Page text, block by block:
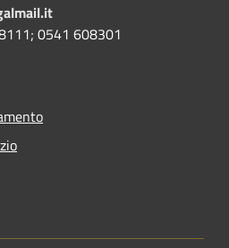
0541 608301